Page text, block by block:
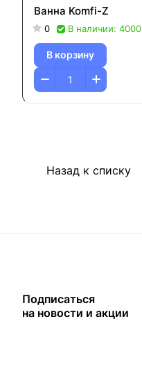
Ванна Komfi-Z
0 В наличии: 4000
В корзину
Назад к списку
Подписаться
на новости и акции